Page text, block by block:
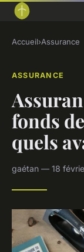
Accueil›Assurance
ASSURANCE
fonds
quels
gaétan — 18